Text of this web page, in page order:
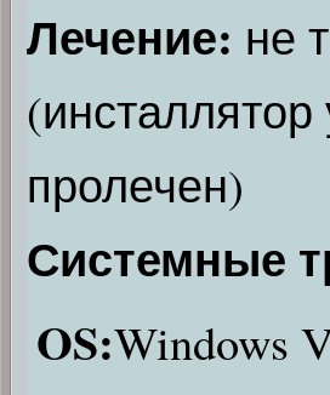
Лечение: не
(инсталлятор
пролечен)
Системные
OS:Windows